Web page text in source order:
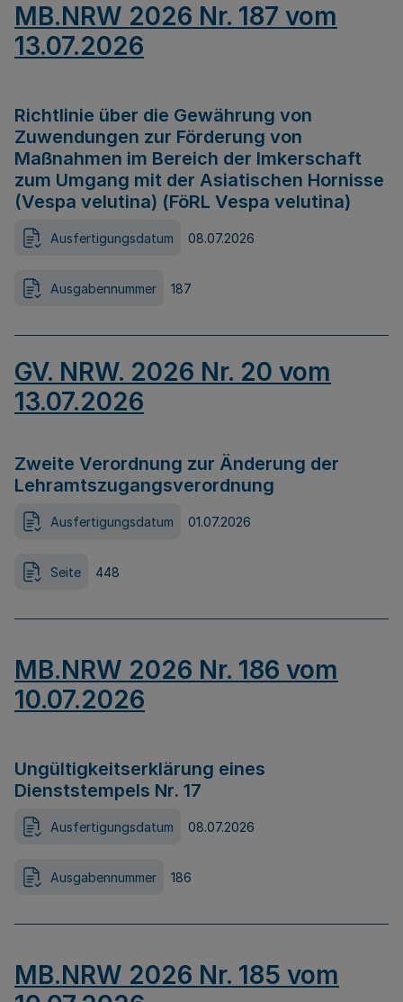
MB.NRW 2026 Nr. 187 vom
13.07.2026
Richtlinie über die Gewährung von
Zuwendungen zur Förderung von
Maßnahmen im Bereich der Imkerschaft
zum Umgang mit der Asiatischen Hornisse
(Vespa velutina) (FöRL Vespa velutina)
Ausfertigungsdatum 08.07.2026
Ausgabennummer 187
GV. NRW. 2026 Nr. 20 vom
13.07.2026
Zweite Verordnung zur Änderung der
Lehramtszugangsverordnung
Ausfertigungsdatum 01.07.2026
Seite 448
MB.NRW 2026 Nr. 186 vom
10.07.2026
Ungültigkeitserklärung eines
Dienststempels Nr. 17
Ausfertigungsdatum 08.07.2026
Ausgabennummer 186
MB.NRW 2026 Nr. 185 vom